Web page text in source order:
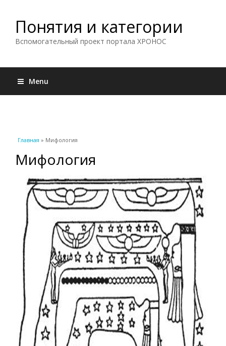
Понятия и категории
Вспомогательный проект портала ХРОНОС
Menu
Вы здесь
Главная » Мифология
Мифология